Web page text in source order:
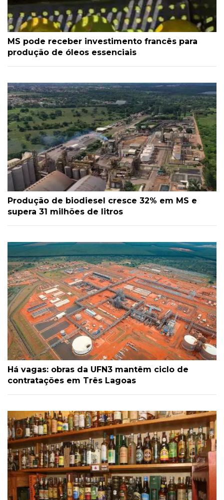
MS pode receber investimento francês para
produção de óleos essenciais
Produção de biodiesel cresce 32% em MS e
supera 31 milhões de litros
Há vagas: obras da UFN3 mantêm ciclo de
contratações em Três Lagoas